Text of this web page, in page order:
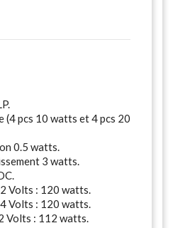
(4 pcs 10 watts et 4 pcs 20
0.5 watts.
3 watts.
Volts : 120 watts.
Volts : 120 watts.
Volts : 112 watts.